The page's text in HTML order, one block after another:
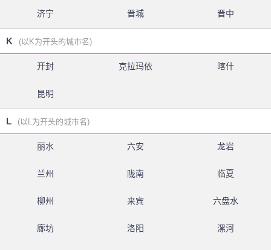
济宁 晋城 晋中
K (以K为开头的城市名)
开封 克拉玛依 喀什
昆明
L (以L为开头的城市名)
丽水 六安 龙岩
兰州 陇南 临夏
柳州 来宾 六盘水
廊坊 洛阳 漯河